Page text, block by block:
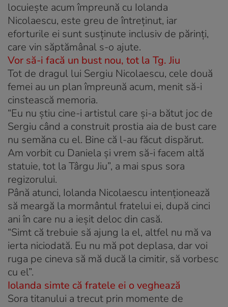
locuieşte acum împreună cu Iolanda
Nicolaescu, este greu de întreţinut, iar
eforturile ei sunt susţinute inclusiv de părinţi,
care vin săptămânal s-o ajute.
Vor să-i facă un bust nou, tot la Tg. Jiu
Tot de dragul lui Sergiu Nicolaescu, cele două
femei au un plan împreună acum, menit să-i
cinstească memoria.
“Eu nu ştiu cine-i artistul care şi-a bătut joc de
Sergiu când a construit prostia aia de bust care
nu semăna cu el. Bine că l-au făcut dispărut.
Am vorbit cu Daniela şi vrem să-i facem altă
statuie, tot la Târgu Jiu”, a mai spus sora
regizorului.
Până atunci, Iolanda Nicolaescu intenţionează
să meargă la mormântul fratelui ei, după cinci
ani în care nu a ieşit deloc din casă.
“Simt că trebuie să ajung la el, altfel nu mă va
ierta niciodată. Eu nu mă pot deplasa, dar voi
ruga pe cineva să mă ducă la cimitir, să vorbesc
cu el”.
Iolanda simte că fratele ei o veghează
Sora titanului a trecut prin momente de